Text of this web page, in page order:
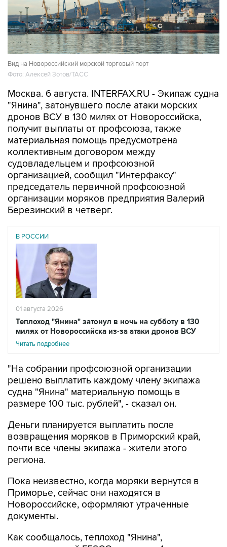
Вид на Новороссийский морской торговый порт
Фото: Алексей Зотов/ТАСС
Москва. 6 августа. INTERFAX.RU - Экипаж судна
"Янина", затонувшего после атаки морских
дронов ВСУ в 130 милях от Новороссийска,
получит выплаты от профсоюза, также
материальная помощь предусмотрена
коллективным договором между
судовладельцем и профсоюзной
организацией, сообщил "Интерфаксу"
председатель первичной профсоюзной
организации моряков предприятия Валерий
Березинский в четверг.
В РОССИИ
01 августа 2026
Теплоход "Янина" затонул в ночь на субботу в 130
милях от Новороссийска из-за атаки дронов ВСУ
Читать подробнее
"На собрании профсоюзной организации
решено выплатить каждому члену экипажа
судна "Янина" материальную помощь в
размере 100 тыс. рублей", - сказал он.
Деньги планируется выплатить после
возвращения моряков в Приморский край,
почти все члены экипажа - жители этого
региона.
Пока неизвестно, когда моряки вернутся в
Приморье, сейчас они находятся в
Новороссийске, оформляют утраченные
документы.
Как сообщалось, теплоход "Янина",